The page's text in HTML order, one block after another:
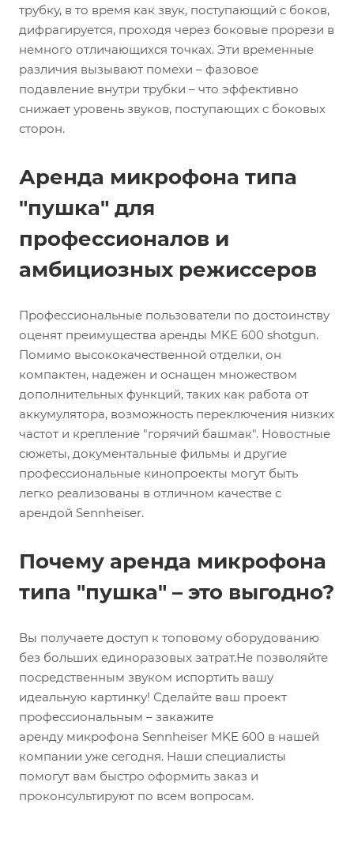
трубку, в то время как звук, поступающий с боков,
дифрагируется, проходя через боковые прорези в
немного отличающихся точках. Эти временные
различия вызывают помехи – фазовое
подавление внутри трубки – что эффективно
снижает уровень звуков, поступающих с боковых
сторон.
Аренда микрофона типа
"пушка" для
профессионалов и
амбициозных режиссеров
Профессиональные пользователи по достоинству
оценят преимущества аренды MKE 600 shotgun.
Помимо высококачественной отделки, он
компактен, надежен и оснащен множеством
дополнительных функций, таких как работа от
аккумулятора, возможность переключения низких
частот и крепление "горячий башмак". Новостные
сюжеты, документальные фильмы и другие
профессиональные кинопроекты могут быть
легко реализованы в отличном качестве с
арендой Sennheiser.
Почему аренда микрофона
типа "пушка" – это выгодно?
Вы получаете доступ к топовому оборудованию
без больших единоразовых затрат.Не позволяйте
посредственным звуком испортить вашу
идеальную картинку! Сделайте ваш проект
профессиональным – закажите
аренду микрофона Sennheiser MKE 600 в нашей
компании уже сегодня. Наши специалисты
помогут вам быстро оформить заказ и
проконсультируют по всем вопросам.